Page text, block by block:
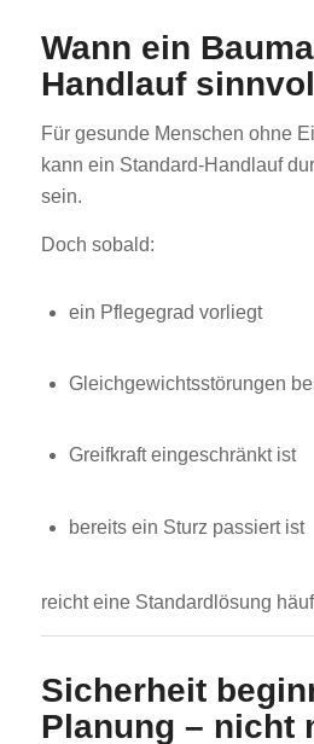
Wann ein
Handlauf
Für gesunde Menschen ohne
kann ein Standard-Handlauf
sein.
Doch sobald:
ein Pflegegrad vorliegt
Gleichgewichtsstörungen
Greifkraft eingeschränkt ist
bereits ein Sturz passiert ist
reicht eine Standardlösung
Sicherheit
Planung – nicht